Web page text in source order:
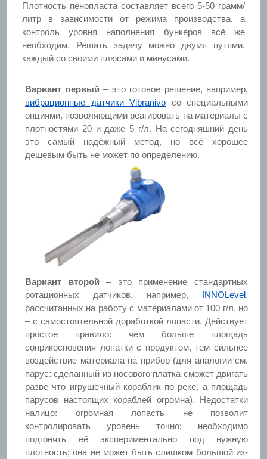
Плотность пенопласта составляет всего 5-50 грамм/
литр в зависимости от режима производства, а
контроль уровня наполнения бункеров всё же
необходим. Решать задачу можно двумя путями,
каждый со своими плюсами и минусами.
Вариант первый– это готовое решение, например,
вибрационные датчики Vibranivo со специальными
опциями, позволяющими реагировать на материалы с
плотностями 20 и даже 5 г/л. На сегодняшний день
это самый надёжный метод, но всё хорошее
дешевым быть не может по определению.
Вариант второй– это применение стандартных
ротационных датчиков, например, INNOLevel,
рассчитанных на работу с материалами от 100 г/л, но
– с самостоятельной доработкой лопасти. Действует
простое правило: чем больше площадь
соприкосновения лопатки с продуктом, тем сильнее
воздействие материала на прибор (для аналогии см.
парус: сделанный из носового платка сможет двигать
разве что игрушечный кораблик по реке, а площадь
парусов настоящих кораблей огромна). Недостатки
налицо: огромная лопасть не позволит
контролировать уровень точно; необходимо
подгонять её экспериментально под нужную
плотность; она не может быть слишком большой из-